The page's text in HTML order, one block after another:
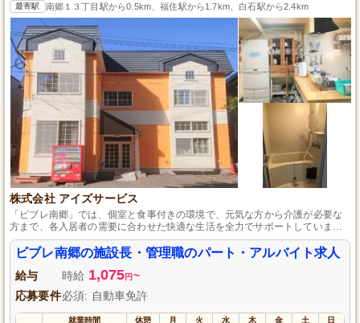
最寄駅 南郷１３丁目駅から0.5km、福住駅から1.7km、白石駅から2.4km
株式会社 アイズサービス
「ビブレ南郷」では、個室と食事付きの環境で、元気な方から介護が必要な
方まで、各入居者の需要に合わせた快適な生活を全力でサポートしていま
す。
ビブレ南郷の施設長・管理職のパート・アルバイト求人
給与 時給 1,075円 ~
応募要件必須: 自動車免許
就業時間 休憩 月 火 水 木 金 土 日